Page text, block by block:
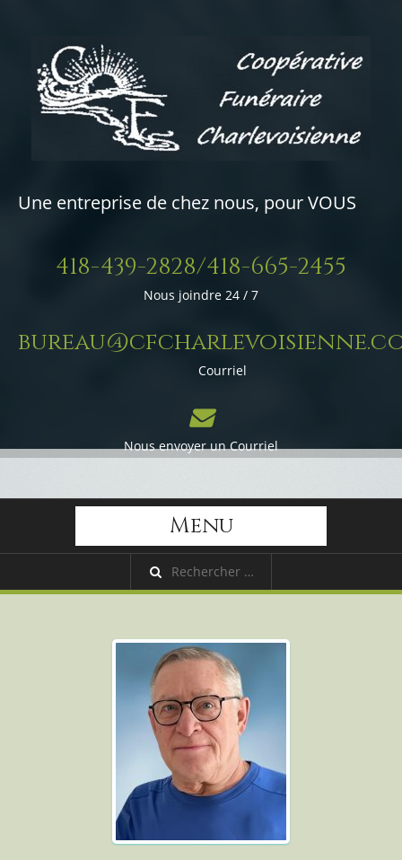
Une entreprise de chez nous, pour VOUS
418-439-2828/418-665-2455
Nous joindre 24 / 7
Courriel
Nous envoyer un Courriel
Menu